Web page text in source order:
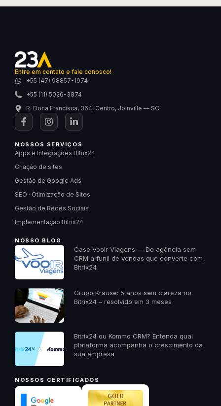
Entre em contato e fale conosco!
+55 (47) 98857-1974
+55 (11) 5026-3874
R. Dona Francisca, 364, Centro, Joinville — SC
NOSSOS SERVIÇOS
Apps e Integrações Bitrix24
Criação de sites
Gestão de Google Ads
SEO · Otimização de Sites
Gestão de Redes Sociais
Implementação Bitrix24
NOSSO BLOG
Case Vooir Viagens — De agência sem
CRM a funil de vendas que converte com
Bitrix24
Grupo Krause: 5 anos sem clareza no
Bitrix24 – resolvido em 3 meses
Bitrix24 ou Kommo CRM? Entenda qual
plataforma acompanha o crescimento da
sua empresa
NOSSOS CERTIFICADOS